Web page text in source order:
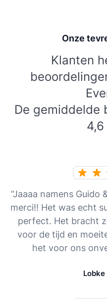
Onze
Klanten
De gemiddelde
“Jaaaa namens
merci!! Het was echt
perfect. Het bracht
voor de tijd en
het voor ons
Lobke